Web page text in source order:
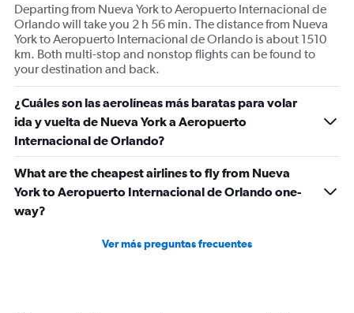
Departing from Nueva York to Aeropuerto Internacional de
Orlando will take you 2 h 56 min. The distance from Nueva
York to Aeropuerto Internacional de Orlando is about 1510
km. Both multi-stop and nonstop flights can be found to
your destination and back.
¿Cuáles son las aerolíneas más baratas para volar
ida y vuelta de Nueva York a Aeropuerto
Internacional de Orlando?
What are the cheapest airlines to fly from Nueva
York to Aeropuerto Internacional de Orlando one-
way?
Ver más preguntas frecuentes